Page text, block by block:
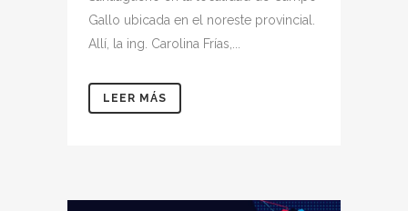
Gallo ubicada en el noreste provincial.
Allí, la ing. Carolina Frías,...
LEER MÁS